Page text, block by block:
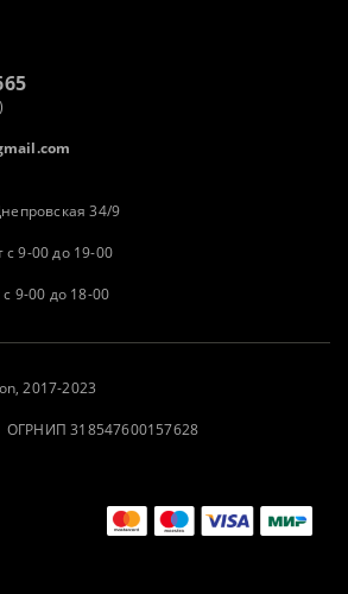
34/9
9-00 до 19-00
с 9-00 до 18-00
2017-2023
318547600157628